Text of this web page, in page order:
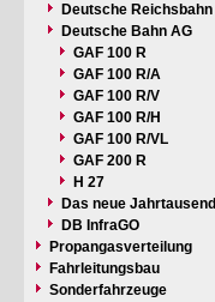
Deutsche Reichsbahn
Deutsche Bahn AG
GAF 100 R
GAF 100 R/A
GAF 100 R/V
GAF 100 R/H
GAF 100 R/VL
GAF 200 R
H 27
Das neue Jahrtausend
DB InfraGO
Propangasverteilung
Fahrleitungsbau
Sonderfahrzeuge